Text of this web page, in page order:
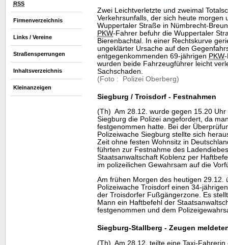
RSS
Firmenverzeichnis
Links / Vereine
Straßensperrungen
Inhaltsverzeichnis
Kleinanzeigen
Zwei Leichtverletzte und zweimal
Verkehrsunfalls, der sich heute morgen
Wuppertaler Straße in Nümbrecht-
PKW-Fahrer befuhr die Wuppertaler
Bierenbachtal. In einer Rechtskurve
ungeklärter Ursache auf den
entgegenkommenden 69-jährigen PKW-
wurden beide Fahrzeugführer leicht
Sachschaden.
(Foto : Polizei Oberberg)
Siegburg / Troisdorf - Festnahmen
(Th) Am 28.12. wurde gegen 15.20 Uhr
Siegburg die Polizei angefordert, da
festgenommen hatte. Bei der
Polizeiwache Siegburg stellte sich
Zeit ohne festen Wohnsitz in
führten zur Festnahme des
Staatsanwaltschaft Koblenz per
im polizeilichen Gewahrsam auf die
Am frühen Morgen des heutigen 29.12.
Polizeiwache Troisdorf einen 34-
der Troisdorfer Fußgängerzone. Es
Mann ein Haftbefehl der
festgenommen und dem
Siegburg-Stallberg - Zeugen
(Th) Am 28.12. teilte eine Taxi-